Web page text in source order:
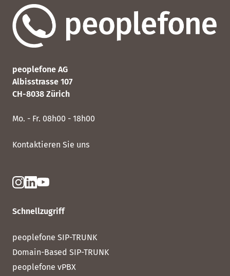
peoplefone AG
Albisstrasse 107
CH-8038 Zürich
Mo. - Fr. 08h00 - 18h00
Kontaktieren Sie uns
Schnellzugriff
peoplefone SIP-TRUNK
Domain-Based SIP-TRUNK
peoplefone vPBX